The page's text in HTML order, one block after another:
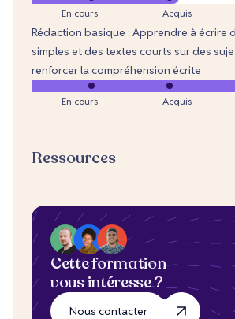
En cours Acquis
Rédaction basique : Apprendre à écrire
simples et des textes courts sur des
renforcer la compréhension écrite
En cours Acquis
Ressources
Cette formation
vous intéresse ?
Nous contacter